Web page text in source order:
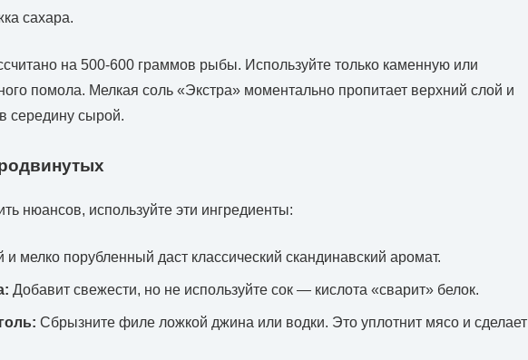
сахара.
на 500-600 граммов рыбы. Используйте только каменную или
помола. Мелкая соль «Экстра» моментально пропитает верхний слой и
середину сырой.
нюансов, используйте эти ингредиенты:
мелко порубленный даст классический скандинавский аромат.
Добавит свежести, но не используйте сок — кислота «сварит» белок.
Сбрызните филе ложкой джина или водки. Это уплотнит мясо и сделает